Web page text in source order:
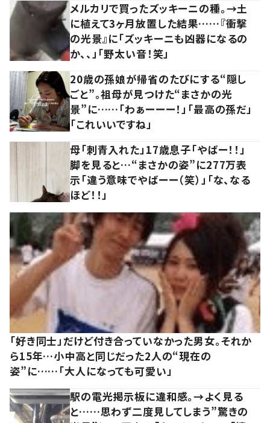
メルカリで買ったズッキーニの種。→土
に植えて3ヶ月放置した結果……『衝撃
の光景』に「ズッキーニも凶器になるの
か、、」「野太い音！笑」
20歳の孫娘が帰省のたびにする“隠し
ごと”。祖母が見つけた“まさかの光
景”に……「わぁーーー！」「最高の孫だ」
「これいいですね」
母「刺青入れた」17歳息子「やばー！！」
脚を見ると…“まさかの姿”に277万表
示「違う意味でやばーー（笑）」「な、なる
ほど！！」
「好き同士」だけど付き合っていなかった男女。それか
ら15年…小中高と同じだった2人の“現在の
姿”に……「大人になっても可愛い」
駅の電光掲示板に違和感。→よく見る
と……思わず二度見してしまう”驚きの